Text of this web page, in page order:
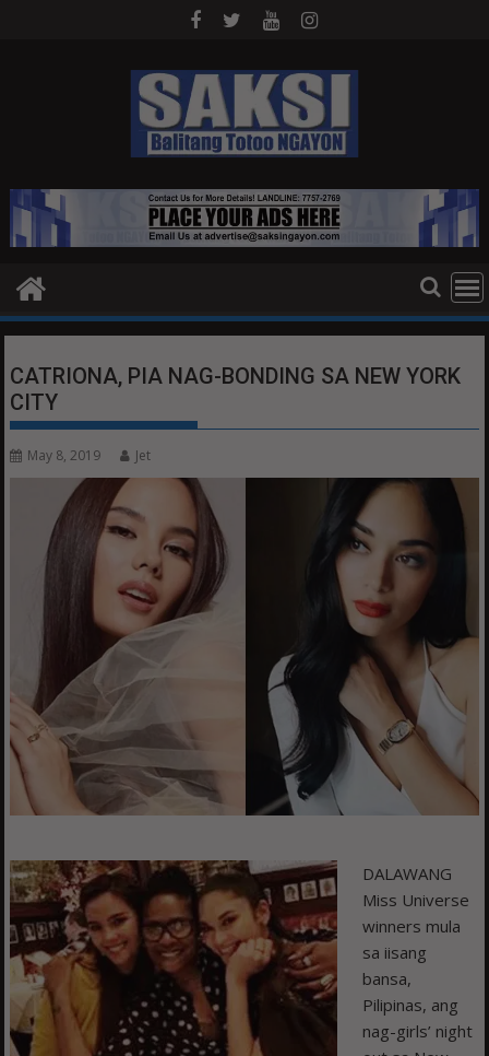
CATRIONA, PIA NAG-BONDING SA NEW YORK
CITY
May 8, 2019 Jet
DALAWANG
Miss Universe
winners mula
sa iisang
bansa,
Pilipinas, ang
nag-girls’ night